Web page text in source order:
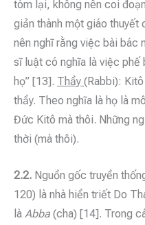
tóm lại, không nên coi
giản thành một giáo
nên nghĩ rằng việc bài bác
sĩ luật có nghĩa là việc phế
họ” [13]. Thầy (Rabbi):
thầy. Theo nghĩa là họ là
Đức Kitô mà thôi. Những
thời (mà thôi).
2.2. Nguồn gốc truyền
120) là nhà hiền triết Do
là Abba (cha) [14]. Trong